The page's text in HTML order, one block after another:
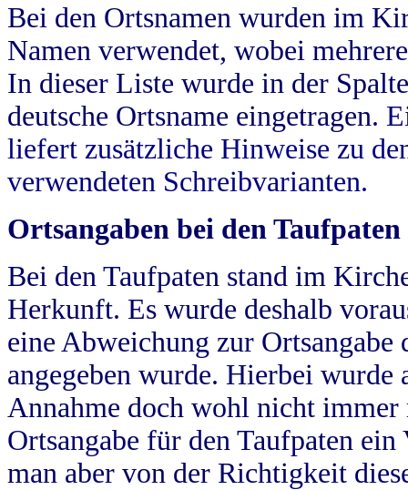
Bei den Ortsnamen wurden im
Namen verwendet, wobei
In dieser Liste wurde in der
deutsche Ortsname eingetragen.
liefert zusätzliche Hinweise zu
verwendeten Schreibvarianten.
Ortsangaben bei den Taufpaten
Bei den Taufpaten stand im
Herkunft. Es wurde deshalb
eine Abweichung zur
angegeben wurde. Hierbei wurde
Annahme doch wohl nicht
Ortsangabe für den Taufpaten
man aber von der Richtigkeit